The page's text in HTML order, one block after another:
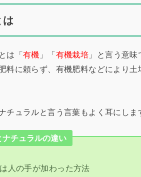
は
は「有機 」「有機栽培 」と言う意味
料に頼らず、有機肥料などにより
チュラルと言う言葉もよく耳にしま
ナチュラルの違い
人の手が加わった方法